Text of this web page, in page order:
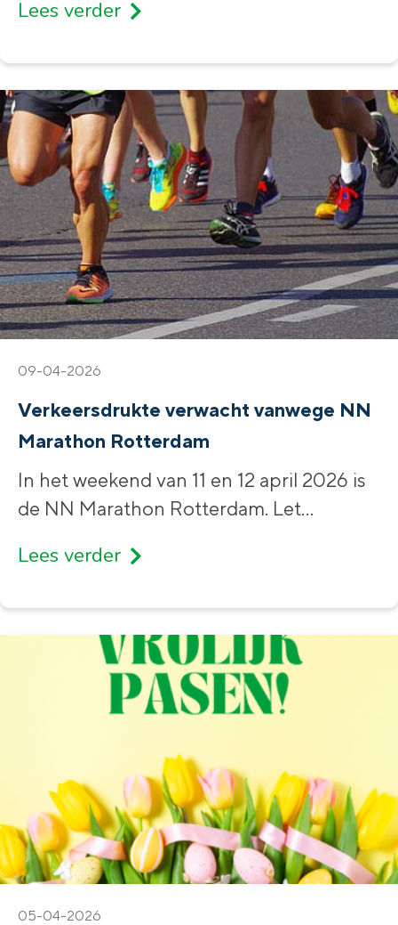
Lees verder
09-04-2026
Verkeersdrukte verwacht vanwege NN
Marathon Rotterdam
In het weekend van 11 en 12 april 2026 is
de NN Marathon Rotterdam. Let...
Lees verder
05-04-2026